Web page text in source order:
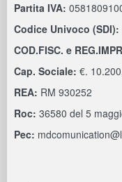
Partita IVA:
Codice Univoco (SDI):
COD.FISC. e
Cap. Sociale: €.
REA: RM 930252
Roc: 36580 del 5
Pec: